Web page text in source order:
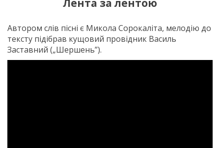
Лента за лентою
Автором слів пісні є Микола Сорокаліта, мелодію до
тексту підібрав кущовий провідник Василь
Заставний („Шершень”).